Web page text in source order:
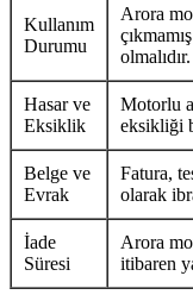
Kullanım
Durumu
Arora
olmalıdır.
Hasar ve
Eksiklik
Motorlu
eksikliği
Belge ve
Evrak
Fatura,
olarak
İade
Süresi
Arora
itibaren